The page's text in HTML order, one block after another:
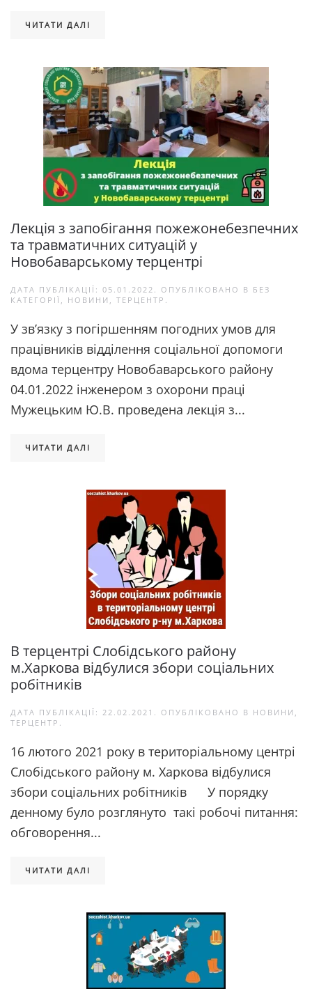
ЧИТАТИ ДАЛІ
Лекція з запобігання пожежонебезпечних
та травматичних ситуацій у
Новобаварському терцентрі
ДАТА ПУБЛІКАЦІЇ: 05.01.2022 . ОПУБЛІКОВАНО В БЕЗ
КАТЕГОРІЇ , НОВИНИ , ТЕРЦЕНТР .
У зв’язку з погіршенням погодних умов для
працівників відділення соціальної допомоги
вдома терцентру Новобаварського району
04.01.2022 інженером з охорони праці
Мужецьким Ю.В. проведена лекція з...
ЧИТАТИ ДАЛІ
В терцентрі Слобідського району
м.Харкова відбулися збори соціальних
робітників
ДАТА ПУБЛІКАЦІЇ: 22.02.2021 . ОПУБЛІКОВАНО В НОВИНИ ,
ТЕРЦЕНТР .
16 лютого 2021 року в територіальному центрі
Слобідського району м. Харкова відбулися
збори соціальних робітників У порядку
денному було розглянуто такі робочі питання:
обговорення...
ЧИТАТИ ДАЛІ